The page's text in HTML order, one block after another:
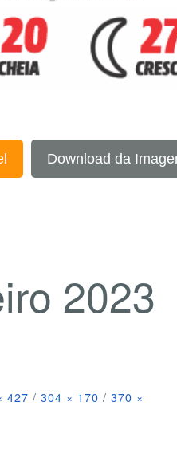
Download da
2023
427 / 304 × 170 / 370 ×